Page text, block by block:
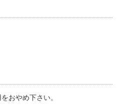
おやめ下さい。